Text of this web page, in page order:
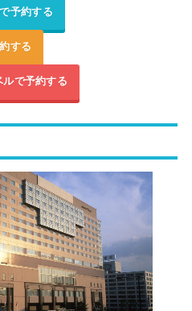
予約する
する
で予約する